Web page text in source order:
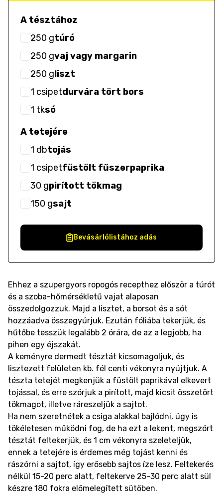
A tésztához
250 gtúró
250 gvaj vagy margarin
250 gliszt
1 csipetdurvára tört bors
1 tksó
A tetejére
1 dbtojás
1 csipetfüstölt fűszerpaprika
30 gpirított tökmag
150 gsajt
Bevásárlólistához adás
Ehhez a szupergyors ropogós recepthez először a túrót
és a szoba-hőmérsékletű vajat alaposan
összedolgozzuk. Majd a lisztet, a borsot és a sót
hozzáadva összegyúrjuk. Ezután fóliába tekerjük, és
hűtőbe tesszük legalább 2 órára, de az a legjobb, ha
pihen egy éjszakát.
A keményre dermedt tésztát kicsomagoljuk, és
lisztezett felületen kb. fél centi vékonyra nyújtjuk. A
tészta tetejét megkenjük a füstölt paprikával elkevert
tojással, és erre szórjuk a pirított, majd kicsit összetört
tökmagot, illetve ráreszeljük a sajtot.
Ha nem szeretnétek a csiga alakkal bajlódni, úgy is
tökéletesen működni fog, de ha ezt a lekent, megszórt
tésztát feltekerjük, és 1 cm vékonyra szeleteljük,
ennek a tetejére is érdemes még tojást kenni és
rászórni a sajtot, így erősebb sajtos íze lesz. Feltekerés
nélkül 15-20 perc alatt, feltekerve 25-30 perc alatt sül
készre 180 fokra előmelegített sütőben.